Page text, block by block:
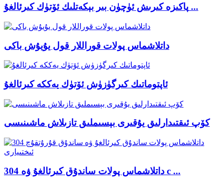
پاكىزە كىرىش ئۈچۈن بىر بېكەتلىك ئۆتۈك كىرئالغۇ ...
داتلاشماس پولات قوراللار قول يۇيۇش باكى
ئاپتوماتىك كىرگۈزۈش ئۆتۈك يەككە كىرئالغۇ
كۆپ ئىقتىدارلىق يۇقىرى بېسىملىق تازىلاش ماشىنىسى
304 داتلاشماس پولات ساندۇق كىرئالغۇ ۋە c ...